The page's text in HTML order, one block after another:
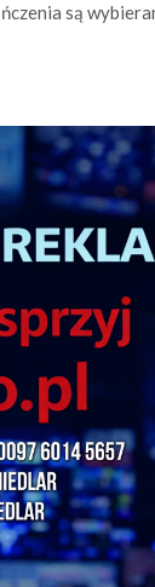
są